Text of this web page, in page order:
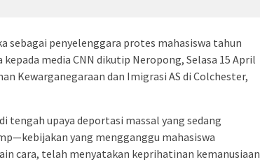
sebagai penyelenggara protes mahasiswa tahun
media CNN dikutip Neropong, Selasa 15 April
Kewarganegaraan dan Imigrasi AS di Colchester,
tengah upaya deportasi massal yang sedang
yang mengganggu mahasiswa
cara, telah menyatakan keprihatinan kemanusiaan